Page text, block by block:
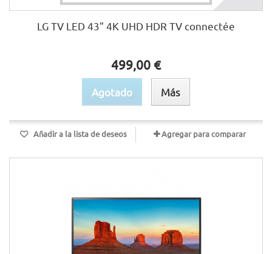
LG TV LED 43" 4K UHD HDR TV connectée
499,00 €
Agotado Más
Añadir a la lista de deseos Agregar para comparar